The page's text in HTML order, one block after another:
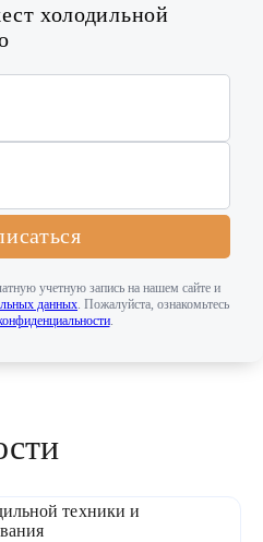
холодильной
учетную запись на нашем сайте и
данных. Пожалуйста, ознакомьтесь
.
техники и